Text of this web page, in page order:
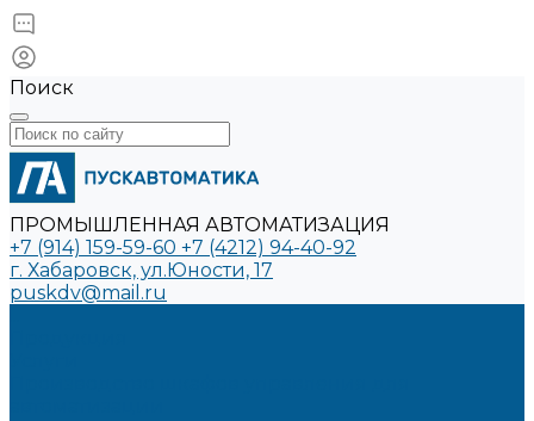
Поиск
ПРОМЫШЛЕННАЯ АВТОМАТИЗАЦИЯ
+7 (914) 159-59-60 +7 (4212) 94-40-92
г. Хабаровск, ул.Юности, 17
puskdv@mail.ru